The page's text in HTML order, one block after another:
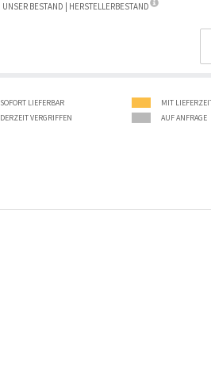
UNSER BESTAND | HERSTELLERBESTAND
SOFORT LIEFERBAR
MIT
DERZEIT VERGRIFFEN
AUF ANFRAGE